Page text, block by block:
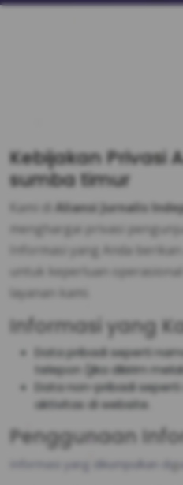
Kebijakan Privasi
sumba timur
Kami di Aliansi Jurnalis
menghargai privasi
Informasi yang Anda
untuk keperluan
layanan kami.
Informasi yang
Data pribadi seperti
telepon (jika dikirim
Data non-pribadi
aktivitas di website.
Penggunaan
Informasi yang dikumpulkan